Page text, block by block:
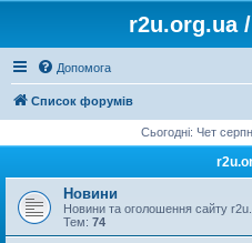
r2u.org.ua
Допомога
Список форумів
Сьогодні: Чет
Новини
Новини та оголошення сайту
Тем: 74